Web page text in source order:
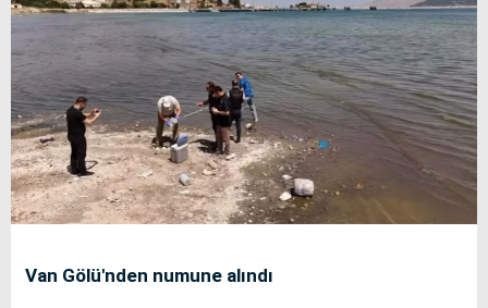
Van Gölü'nden numune alındı